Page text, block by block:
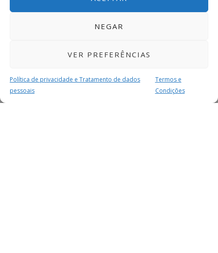
NEGAR
VER PREFERÊNCIAS
Política de privacidade e Tratamento de dados
pessoais
Termos e
Condições